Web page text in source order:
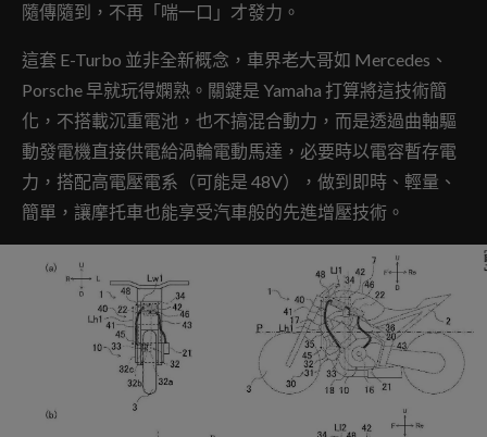
隨傳隨到，不再「喘一口」才發力。
這套 E-Turbo 並非全新概念，車界老大哥如 Mercedes、
Porsche 早就玩得嫻熟。關鍵是 Yamaha 打算將這技術簡
化，不搭載沉重電池，也不搞混合動力，而是透過曲軸驅
動發電機直接供電給渦輪電動馬達，必要時以電容暫存電
力，搭配高電壓電系（可能是 48V），做到即時、輕量、
簡單，讓摩托車也能享受汽車般的先進增壓技術。